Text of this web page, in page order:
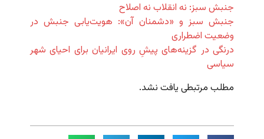
جنبش سبز: نه انقلاب نه اصلاح
جنبش سبز و «دشمنان آن»: هویت‌یابی جنبش در
وضعیت اضطراری
درنگی در گزینه‌‌های پیشِ روی ایرانیان برای احیای شهر
سیاسی
مطلب مرتبطی یافت نشد.